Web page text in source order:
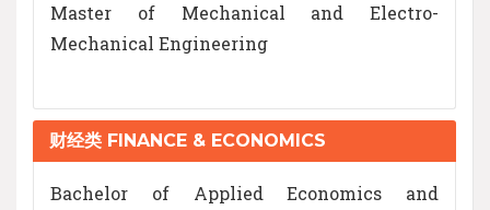
Master of Mechanical and Electro-
Mechanical Engineering
财经类 FINANCE & ECONOMICS
Bachelor of Applied Economics and